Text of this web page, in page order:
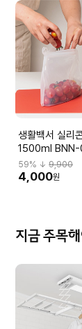
생활백서 실리
1500ml
59% ↓ 9,900
4,000원
지금 주목